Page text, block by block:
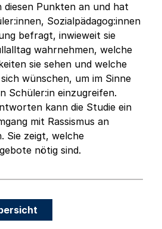
diesen Punkten an und hat
Sozialpädagog:innen
befragt, inwieweit sie
wahrnehmen, welche
sie sehen und welche
wünschen, um im Sinne
Schüler:in einzugreifen.
kann die Studie ein
mit Rassismus an
Sie zeigt, welche
nötig sind.